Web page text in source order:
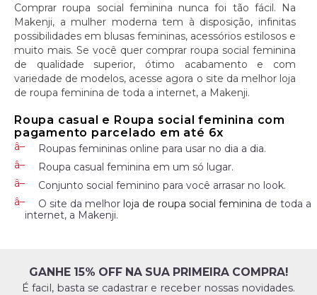
Comprar roupa social feminina nunca foi tão fácil. Na
Makenji, a mulher moderna tem à disposição, infinitas
possibilidades em blusas femininas, acessórios estilosos e
muito mais. Se você quer comprar roupa social feminina
de qualidade superior, ótimo acabamento e com
variedade de modelos, acesse agora o site da melhor loja
de roupa feminina de toda a internet, a Makenji.
Roupa casual e Roupa social feminina com
pagamento parcelado em até 6x
Roupas femininas online para usar no dia a dia.
Roupa casual feminina em um só lugar.
Conjunto social feminino para você arrasar no look.
O site da melhor loja de roupa social feminina de toda a
internet, a Makenji.
GANHE 15% OFF NA SUA PRIMEIRA COMPRA!
É facil, basta se cadastrar e receber nossas novidades.